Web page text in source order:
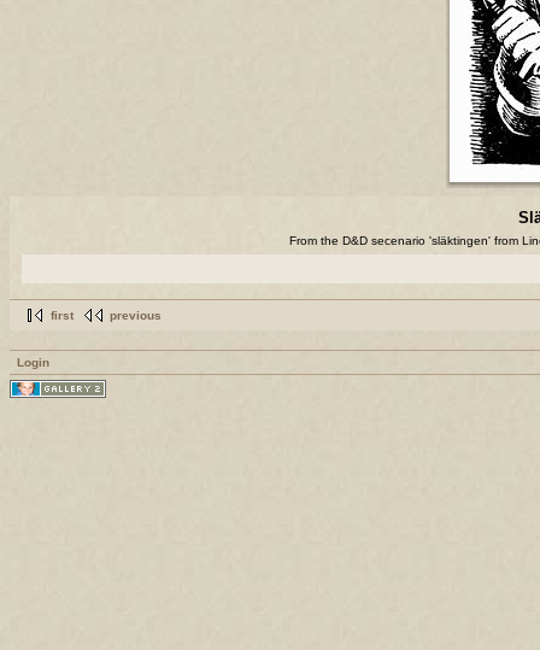
From the D&D secenario 'släktingen' from
first previous
Login